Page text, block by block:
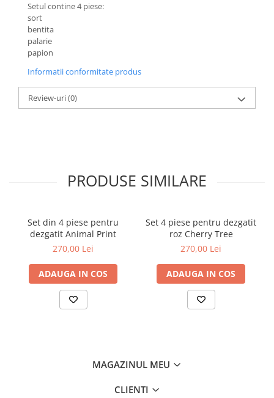
Setul contine 4 piese:
sort
bentita
palarie
papion
Informatii conformitate produs
Review-uri(0)
PRODUSE SIMILARE
Set din 4 piese pentru
dezgatit Animal Print
270,00 Lei
ADAUGA IN COS
Set 4 piese pentru dezgatit
roz Cherry Tree
270,00 Lei
ADAUGA IN COS
MAGAZINUL MEU
CLIENTI